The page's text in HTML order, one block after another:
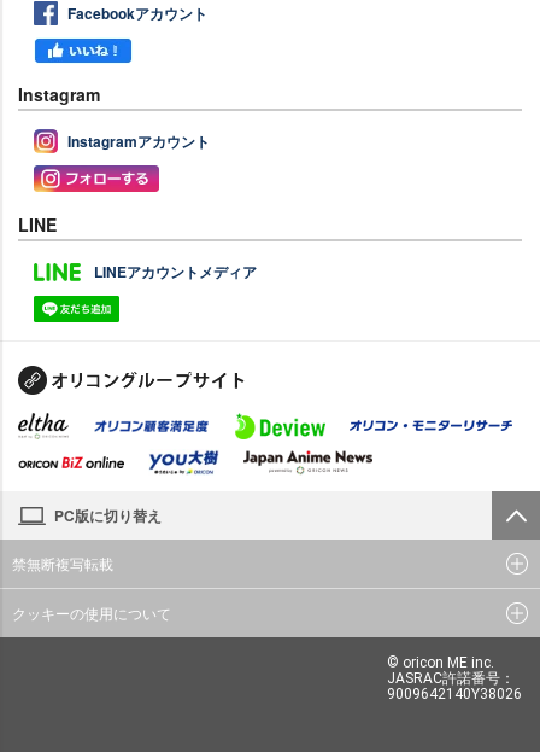
Facebookアカウント
Instagram
Instagramアカウント
LINE
LINEアカウントメディア
PC版に切り替え
禁無断複写転載
クッキーの使用について
© oricon ME inc.
JASRAC許諾番号：
9009642140Y38026